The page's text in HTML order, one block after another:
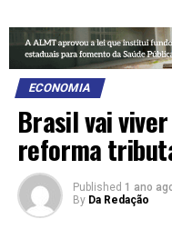
ECONOMIA
Brasil vai
reforma
Published 1 ano
By Da Redação